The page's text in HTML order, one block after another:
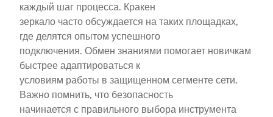
каждый шаг процесса. Кракен
зеркало часто обсуждается на таких площадках,
где делятся опытом успешного
подключения. Обмен знаниями помогает новичкам
быстрее адаптироваться к
условиям работы в защищенном сегменте сети.
Важно помнить, что безопасность
начинается с правильного выбора инструмента